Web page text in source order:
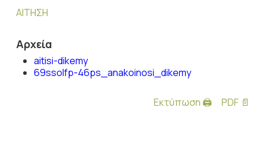
ΑΙΤΗΣΗ
Αρχεία
aitisi-dikemy
69ssolfp-46ps_anakoinosi_dikemy
Εκτύπωση 🖨 PDF 📄